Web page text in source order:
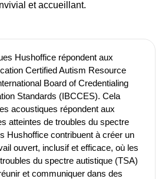
et accueillant.
Hushoffice répondent aux
Certified Autism Resource
Board of Credentialing
Standards (IBCCES). Cela
acoustiques répondent aux
atteintes de troubles du spectre
Hushoffice contribuent à créer un
ouvert, inclusif et efficace, où les
du spectre autistique (TSA)
et communiquer dans des